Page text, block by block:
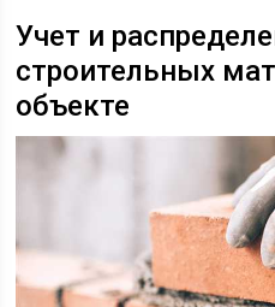
Учет и
строительных
объекте